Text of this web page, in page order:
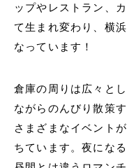
ップやレストラン、
て生まれ変わり、横
なっています！
倉庫の周りは広々と
ながらのんびり散策
さまざまなイベント
ちています。夜にな